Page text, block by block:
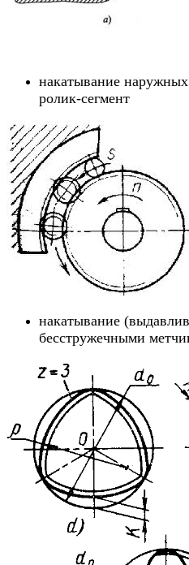
накатывание
ролик-сегмент
накатывание
бесстружечными